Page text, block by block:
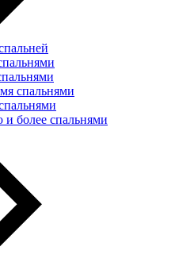
спальнями
более спальнями